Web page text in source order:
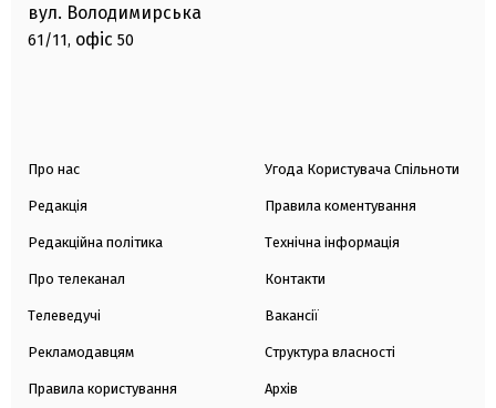
вул. Володимирська
61/11, офіс 50
Про нас
Редакція
Редакційна політика
Про телеканал
Телеведучі
Рекламодавцям
Правила користування
Угода Користувача Спільноти
Правила коментування
Технічна інформація
Контакти
Вакансії
Структура власності
Архів